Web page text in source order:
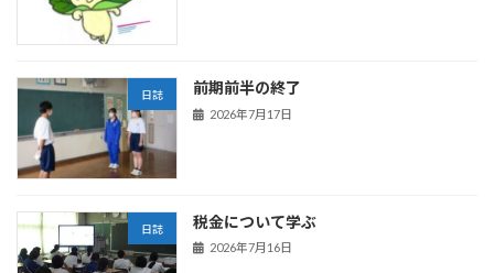
日誌 前期前半の終了
2026年7月17日
日誌 税金について学ぶ
2026年7月16日